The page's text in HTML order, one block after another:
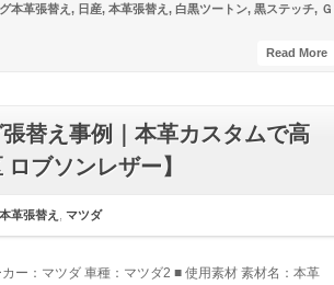
本革張替え , 日産, 本革張替え , 白黒ツートン, 黒ステッチ, Ｇ
Read More
替え事例｜本革カスタムで高
ブソンレザー】
革張替え マツダ
ー：マツダ 車種：マツダ2 ■ 使用素材 素材名：本革